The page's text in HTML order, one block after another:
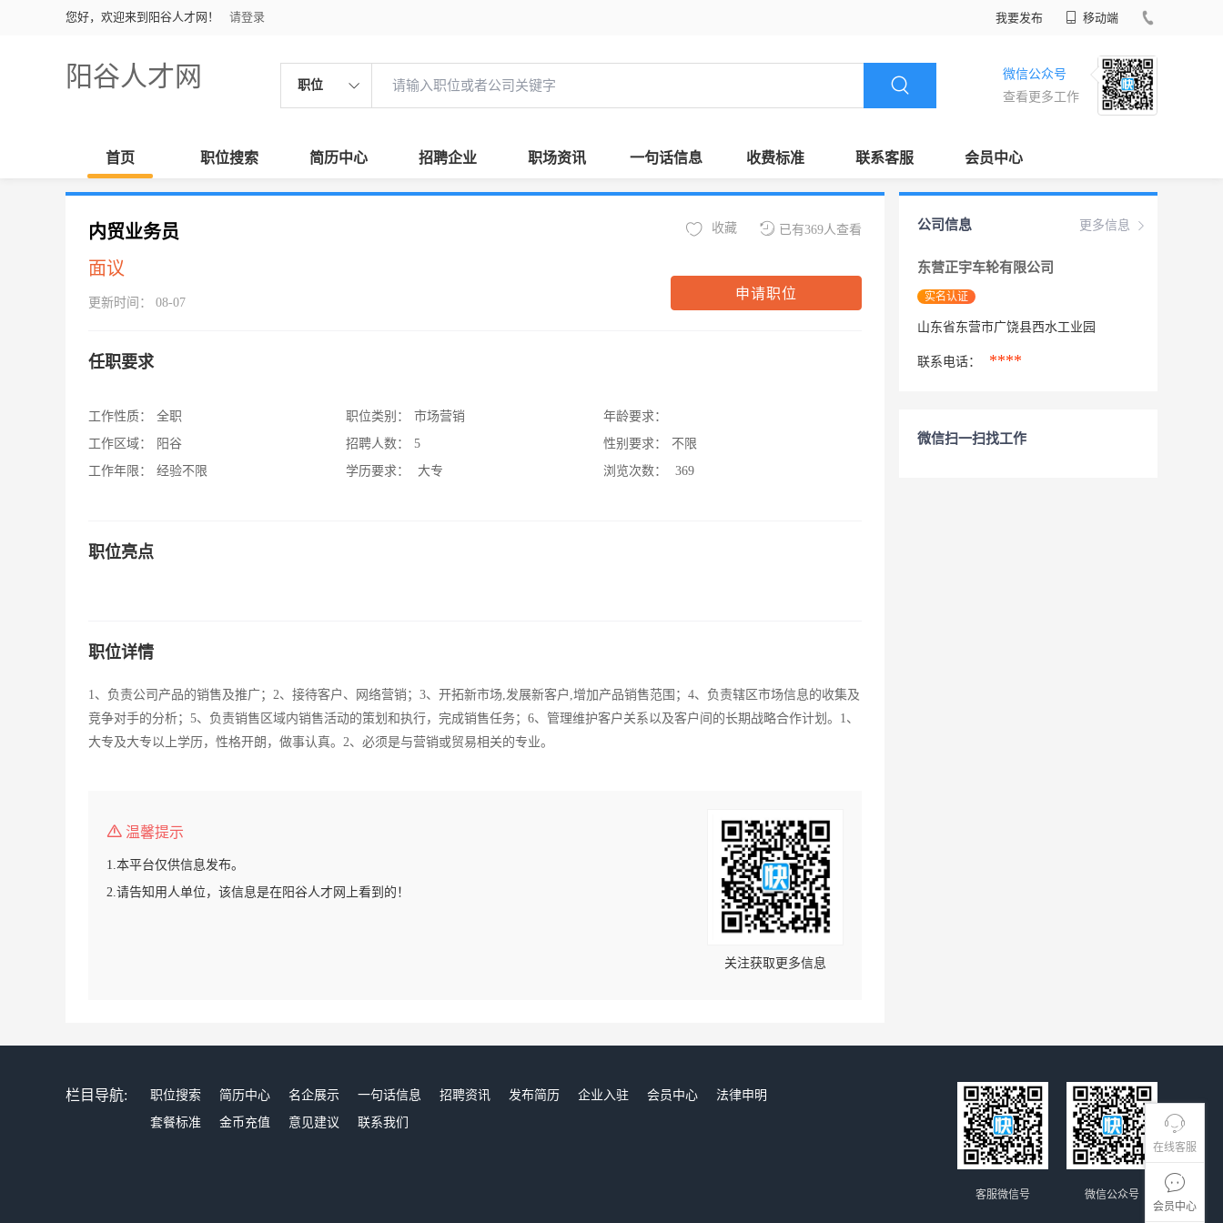
您好，欢迎来到阳谷人才网！ 请登录 我要发布 移动端
阳谷人才网 职位
微信公众号
查看更多工作
首页 职位搜索 简历中心 招聘企业 职场资讯 一句话信息 收费标准 联系客服 会员中心
在线客服
会员中心
内贸业务员
面议
更新时间： 08-07
已有369人查看
收藏
申请职位
任职要求
工作性质：
全职
工作区域：
阳谷
工作年限：
经验不限
职位类别：
市场营销
招聘人数：
5
学历要求：
大专
年龄要求：
性别要求：
不限
浏览次数：
369
职位亮点
职位详情
1、负责公司产品的销售及推广；2、接待客户、网络营销；3、开拓新市场,发展新客户,增加产品销售范围；4、负责辖区市场信息的收集及
竞争对手的分析；5、负责销售区域内销售活动的策划和执行，完成销售任务；6、管理维护客户关系以及客户间的长期战略合作计划。1、
大专及大专以上学历，性格开朗，做事认真。2、必须是与营销或贸易相关的专业。
温馨提示
1.本平台仅供信息发布。
2.请告知用人单位，该信息是在阳谷人才网上看到的！
关注获取更多信息
更多信息
公司信息
东营正宇车轮有限公司
实名认证
山东省东营市广饶县西水工业园
联系电话： ****
微信扫一扫找工作
栏目导航: 职位搜索 简历中心 名企展示 一句话信息 招聘资讯 发布简历 企业入驻 会员中心
法律申明
套餐标准
金币充值 意见建议 联系我们
微信公众号
客服微信号